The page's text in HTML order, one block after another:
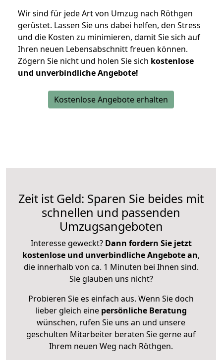
Wir sind für jede Art von Umzug nach Röthgen
gerüstet. Lassen Sie uns dabei helfen, den Stress
und die Kosten zu minimieren, damit Sie sich auf
Ihren neuen Lebensabschnitt freuen können.
Zögern Sie nicht und holen Sie sich kostenlose
und unverbindliche Angebote!
Kostenlose Angebote erhalten
Zeit ist Geld: Sparen Sie beides mit
schnellen und passenden
Umzugsangeboten
Interesse geweckt? Dann fordern Sie jetzt
kostenlose und unverbindliche Angebote an,
die innerhalb von ca. 1 Minuten bei Ihnen sind.
Sie glauben uns nicht?
Probieren Sie es einfach aus. Wenn Sie doch
lieber gleich eine persönliche Beratung
wünschen, rufen Sie uns an und unsere
geschulten Mitarbeiter beraten Sie gerne auf
Ihrem neuen Weg nach Röthgen.